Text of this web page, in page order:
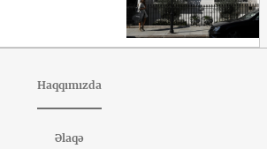
Haqqımızda
Əlaqə